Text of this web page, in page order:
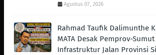
Agustus 07, 2026
Rahmad Taufik Dalimunthe
MATA Desak Pemprov-
Infrastruktur Jalan Provinsi